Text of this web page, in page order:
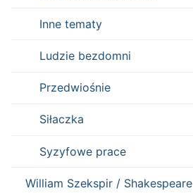
Inne tematy
Ludzie bezdomni
Przedwiośnie
Siłaczka
Syzyfowe prace
William Szekspir / Shakespeare